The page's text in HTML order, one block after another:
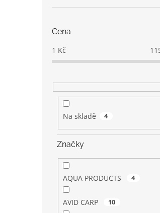
Cena
1 Kč
Na skladě 4
Značky
AQUA PRODUCTS 4
AVID CARP 10